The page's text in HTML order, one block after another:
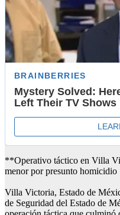
**Operativo táctico en Villa
menor por presunto homicidio
Villa Victoria, Estado de
de Seguridad del Estado de